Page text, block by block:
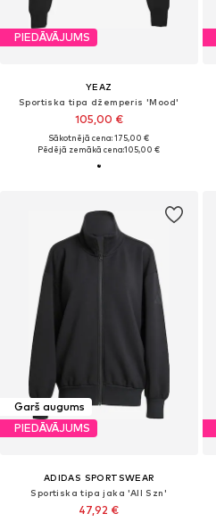
PIEDĀVĀJUMS
YEAZ
Sportiska tipa džemperis 'Mood'
105,00 €
Sākotnējā cena: 175,00 €
Pēdējā zemākā cena:105,00 €
Garš augums
PIEDĀVĀJUMS
ADIDAS SPORTSWEAR
Sportiska tipa jaka 'All Szn'
47,92 €